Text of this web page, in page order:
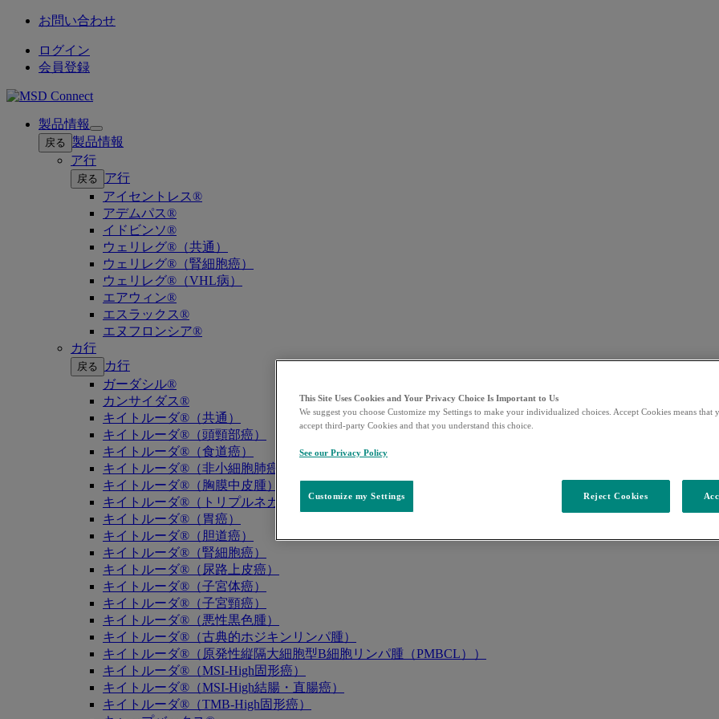
お問い合わせ
ログイン
会員登録
製品情報
Open
submenu
戻る 製品情報
ア行
戻る
ア行
アイセントレス®
アデムパス®
イドビンソ®
ウェリレグ®（共通）
ウェリレグ®（腎細胞癌）
ウェリレグ®（VHL病）
エアウィン®
エスラックス®
エヌフロンシア®
カ行
戻る
カ行
ガーダシル®
カンサイダス®
キイトルーダ®（共通）
キイトルーダ®（頭頸部癌）
キイトルーダ®（食道癌）
キイトルーダ®（非小細胞肺癌）
キイトルーダ®（胸膜中皮腫）
キイトルーダ®（トリプルネガティブ乳癌）
キイトルーダ®（胃癌）
キイトルーダ®（胆道癌）
キイトルーダ®（腎細胞癌）
キイトルーダ®（尿路上皮癌）
キイトルーダ®（子宮体癌）
キイトルーダ®（子宮頸癌）
キイトルーダ®（悪性黒色腫）
キイトルーダ®（古典的ホジキンリンパ腫）
キイトルーダ®（原発性縦隔大細胞型B細胞リンパ腫（PMBCL））
キイトルーダ®（MSI-High固形癌）
キイトルーダ®（MSI-High結腸・直腸癌）
キイトルーダ®（TMB-High固形癌）
This Site Uses Cookies and Your Privacy Choice Is Important to Us
We suggest you choose Customize my Settings to make your individualized choices. Accept Cookies means that
accept third-party Cookies and that you understand this choice.
See our Privacy Policy
Customize my Settings Reject Cookies